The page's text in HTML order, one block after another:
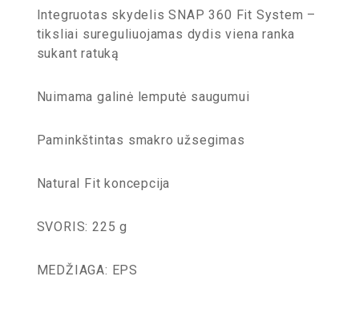
Integruotas skydelis SNAP 360 Fit System –
tiksliai sureguliuojamas dydis viena ranka
sukant ratuką
Nuimama galinė lemputė saugumui
Paminkštintas smakro užsegimas
Natural Fit koncepcija
SVORIS: 225 g
MEDŽIAGA: EPS